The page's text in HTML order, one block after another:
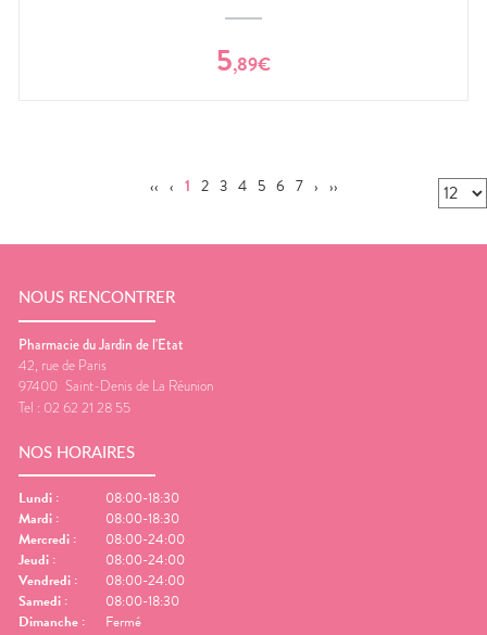
5,89€
‹‹ ‹ 1 2 3 4 5 6 7 › ››
NOUS RENCONTRER
Pharmacie du Jardin de l'Etat
42, rue de Paris
97400 Saint-Denis de La Réunion
Tel : 02 62 21 28 55
NOS HORAIRES
Lundi :
08:00-18:30
Mardi :
08:00-18:30
Mercredi :
08:00-24:00
Jeudi :
08:00-24:00
Vendredi :
08:00-24:00
Samedi :
08:00-18:30
Dimanche : Fermé